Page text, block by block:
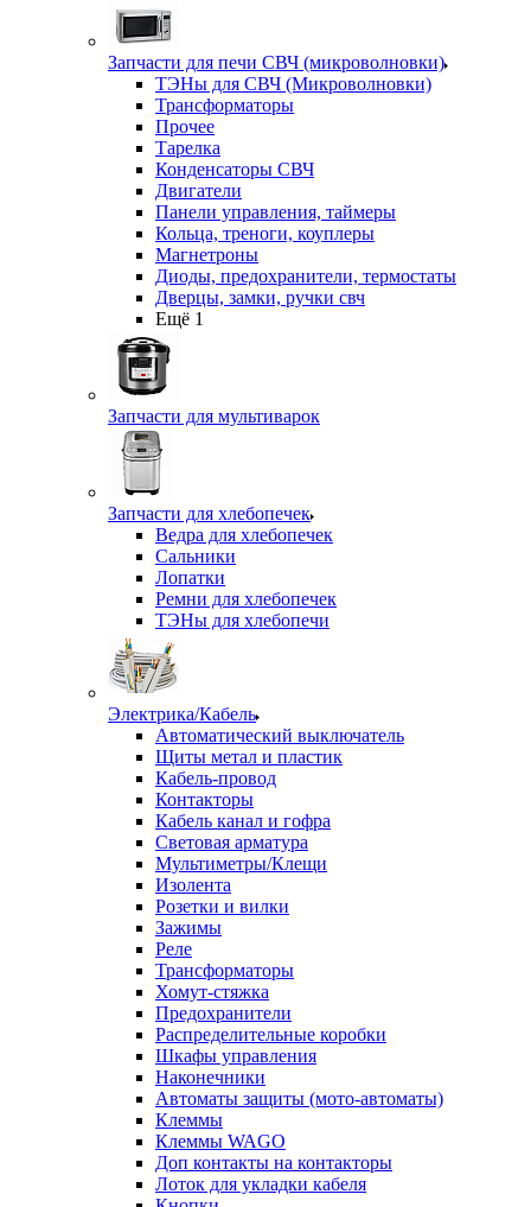
Запчасти для печи СВЧ (микроволновки)
ТЭНы для СВЧ (Микроволновки)
Трансформаторы
Прочее
Тарелка
Конденсаторы СВЧ
Двигатели
Панели управления, таймеры
Кольца, треноги, коуплеры
Магнетроны
Диоды, предохранители, термостаты
Дверцы, замки, ручки свч
Ещё 1
Запчасти для мультиварок
Запчасти для хлебопечек
Ведра для хлебопечек
Сальники
Лопатки
Ремни для хлебопечек
ТЭНы для хлебопечи
Электрика/Кабель
Автоматический выключатель
Щиты метал и пластик
Кабель-провод
Контакторы
Кабель канал и гофра
Световая арматура
Мультиметры/Клещи
Изолента
Розетки и вилки
Зажимы
Реле
Трансформаторы
Хомут-стяжка
Предохранители
Распределительные коробки
Шкафы управления
Наконечники
Автоматы защиты (мото-автоматы)
Клеммы
Клеммы WAGO
Доп контакты на контакторы
Лоток для укладки кабеля